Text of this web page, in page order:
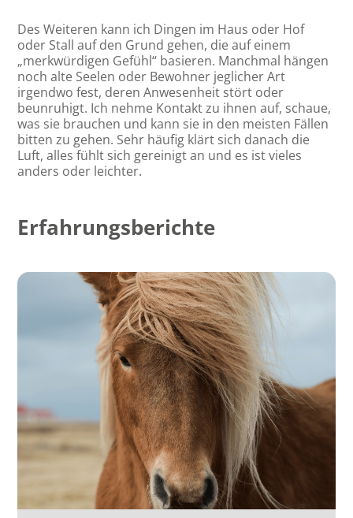
Des Weiteren kann ich Dingen im Haus oder Hof
oder Stall auf den Grund gehen, die auf einem
„merkwürdigen Gefühl“ basieren. Manchmal hängen
noch alte Seelen oder Bewohner jeglicher Art
irgendwo fest, deren Anwesenheit stört oder
beunruhigt. Ich nehme Kontakt zu ihnen auf, schaue,
was sie brauchen und kann sie in den meisten Fällen
bitten zu gehen. Sehr häufig klärt sich danach die
Luft, alles fühlt sich gereinigt an und es ist vieles
anders oder leichter.
Erfahrungsberichte